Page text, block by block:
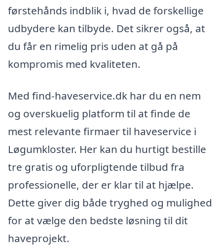
førstehånds indblik i, hvad de forskellige
udbydere kan tilbyde. Det sikrer også, at
du får en rimelig pris uden at gå på
kompromis med kvaliteten.
Med find-haveservice.dk har du en nem
og overskuelig platform til at finde de
mest relevante firmaer til haveservice i
Løgumkloster. Her kan du hurtigt bestille
tre gratis og uforpligtende tilbud fra
professionelle, der er klar til at hjælpe.
Dette giver dig både tryghed og mulighed
for at vælge den bedste løsning til dit
haveprojekt.